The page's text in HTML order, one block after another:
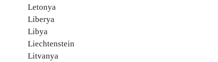
Letonya
Liberya
Libya
Liechtenstein
Litvanya